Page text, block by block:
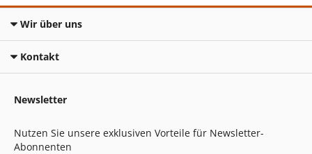
Wir über uns
Kontakt
Newsletter
Nutzen Sie unsere exklusiven Vorteile für Newsletter-
Abonnenten